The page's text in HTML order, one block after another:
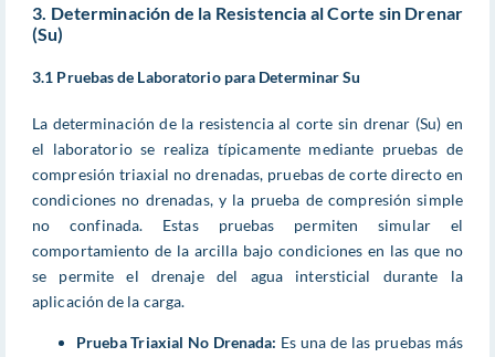
3. Determinación de la Resistencia al Corte sin Drenar
(Su)
3.1 Pruebas de Laboratorio para Determinar Su
La determinación de la resistencia al corte sin drenar (Su) en
el laboratorio se realiza típicamente mediante pruebas de
compresión triaxial no drenadas, pruebas de corte directo en
condiciones no drenadas, y la prueba de compresión simple
no confinada. Estas pruebas permiten simular el
comportamiento de la arcilla bajo condiciones en las que no
se permite el drenaje del agua intersticial durante la
aplicación de la carga.
Prueba Triaxial No Drenada: Es una de las pruebas más